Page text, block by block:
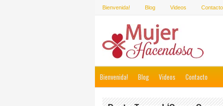
Bienvenida! Blog Videos Contacto
Bienvenida! Blog Videos Contacto